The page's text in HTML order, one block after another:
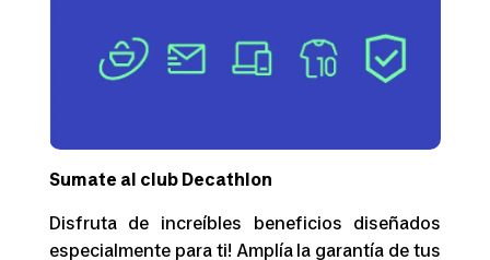
Sumate al club Decathlon
Disfruta de increíbles beneficios diseñados
especialmente para ti! Amplía la garantía de tus